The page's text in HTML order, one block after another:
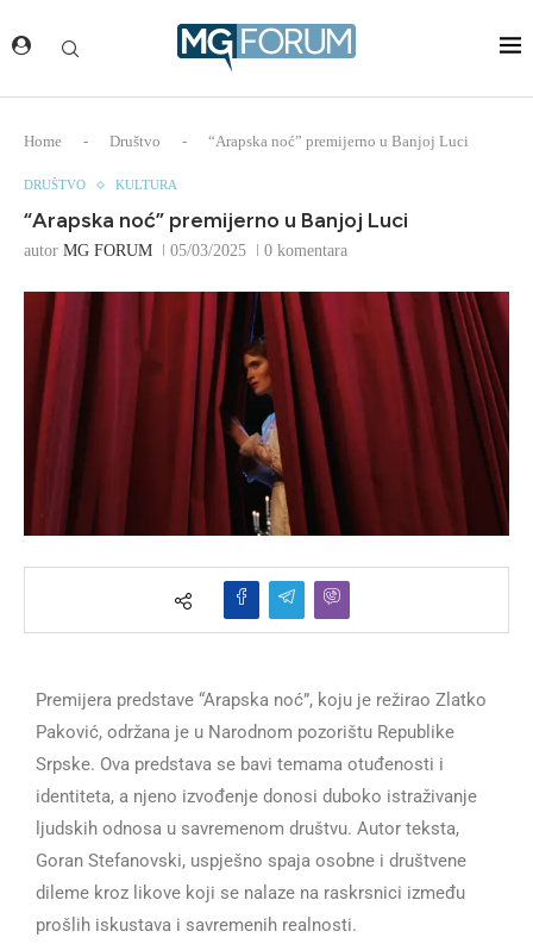
Home - Društvo - “Arapska noć” premijerno u Banjoj Luci
DRUŠTVO KULTURA
“Arapska noć” premijerno u Banjoj Luci
autor MG FORUM 05/03/2025 0 komentara
Premijera predstave “Arapska noć”, koju je režirao Zlatko
Paković, održana je u Narodnom pozorištu Republike
Srpske. Ova predstava se bavi temama otuđenosti i
identiteta, a njeno izvođenje donosi duboko istraživanje
ljudskih odnosa u savremenom društvu. Autor teksta,
Goran Stefanovski, uspješno spaja osobne i društvene
dileme kroz likove koji se nalaze na raskrsnici između
prošlih iskustava i savremenih realnosti.